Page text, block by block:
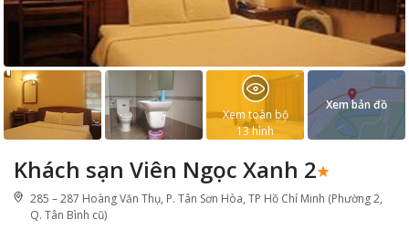
Khách sạn Viên Ngọc Xanh 2
285 – 287 Hoàng Văn Thụ, P. Tân Sơn Hòa, TP Hồ Chí Minh (Phường 2,
Q. Tân Bình cũ)
Xem toàn bộ
13hình
Xem bản đồ